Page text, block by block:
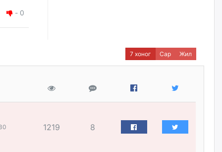
- 0
дүүргийн 73 цэцэрлэг, 60
сургуульд зохицуулалт хийнэ
шалтгаалж аялал жуулчлалын
өчигдѳр
7 хоног Сар Жил
1219 8